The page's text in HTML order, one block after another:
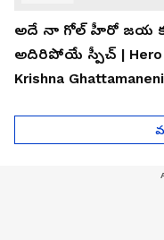
అదే నా గోల్ హీరో జయ
అదిరిపోయే స్పీచ్ | Hero
Krishna Ghattamaneni